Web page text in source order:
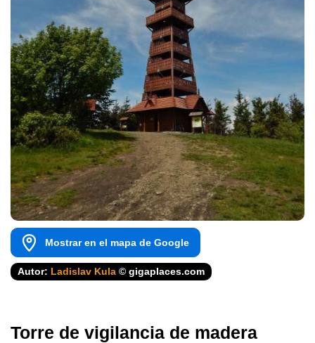
Mostrar en el mapa de Google
Autor: Ladislav Kula © gigaplaces.com
Torre de vigilancia de madera